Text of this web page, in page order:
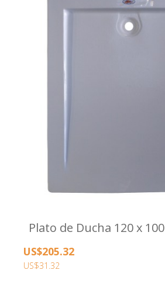
Plato de Ducha 120 x 100
US$205.32
US$31.32